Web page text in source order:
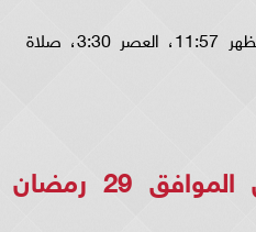
الفجر 4:08، الشروق 5:37، الظهر 11:57، العصر 3:30، صلاة
يوم الإثنين 8 أبريل الموافق 29 رمضان